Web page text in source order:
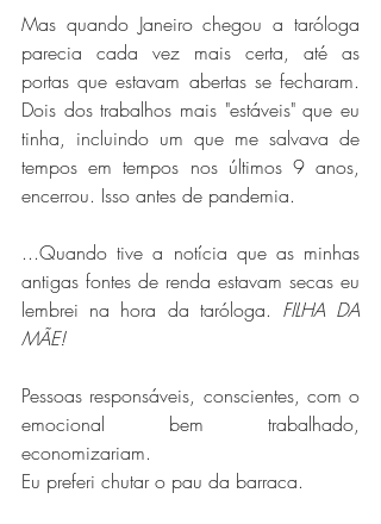
Mas quando Janeiro chegou a taróloga
parecia cada vez mais certa, até as
portas que estavam abertas se fecharam.
Dois dos trabalhos mais "estáveis" que eu
tinha, incluindo um que me salvava de
tempos em tempos nos últimos 9 anos,
encerrou. Isso antes de pandemia.
...Quando tive a notícia que as minhas
antigas fontes de renda estavam secas eu
lembrei na hora da taróloga. FILHA DA
MÃE!
Pessoas responsáveis, conscientes, com o
emocional bem trabalhado,
economizariam.
Eu preferi chutar o pau da barraca.